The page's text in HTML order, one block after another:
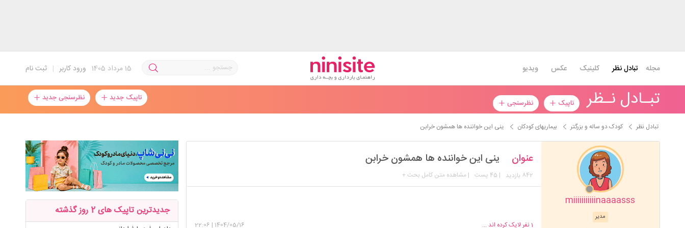
ثبت نام | ورود کاربر 15مرداد 1405 مجله تبادل نظر کلینیک عکس ویدیو
تبـادل نـظر تاپیک نظرسنجی تاپیک جدید نظرسنجی جدید
تبادل نظر کودک دو ساله و بزرگتر بیماریهای کودکان ینی این خواننده ها همشون خرابن
miiiiiiiiiiinaaaasss
مدیر
عنوان ینی این خواننده ها همشون خرابن
| مشاهده متن کامل بحث + 842 بازدید | 45 پست
1404/05/16
|
22:06 1نفر لایک کرده اند ...
جدیدترین تاپیک های 2 روز گذشته